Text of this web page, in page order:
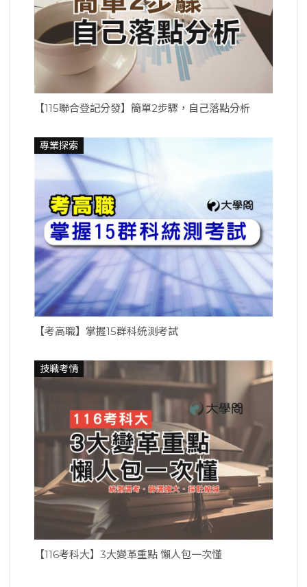
【115聯合登記分發】簡單2步驟，自己落點分析
專業探索
【考高職】掌握15群科統測考試
技職考情
【116考科大】3大變革重點 懶人包一次懂